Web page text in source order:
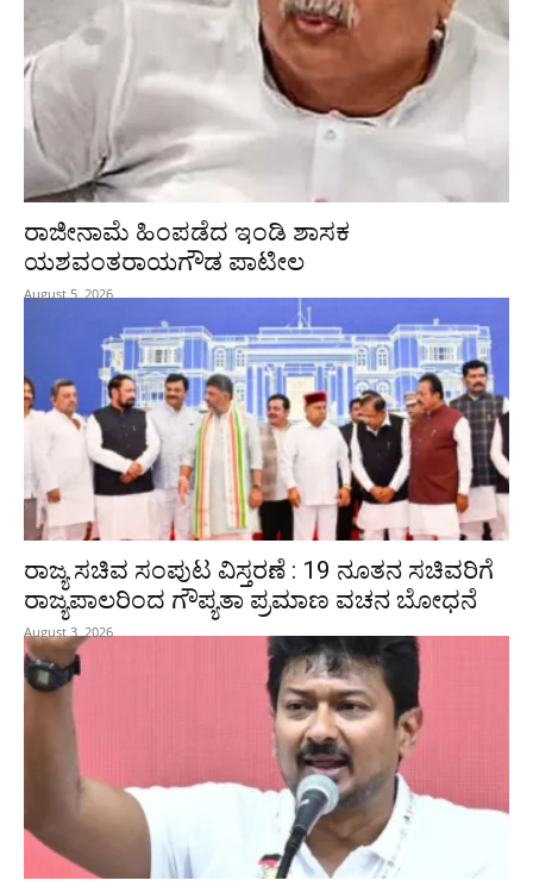
ರಾಜೀನಾಮೆ ಹಿಂಪಡೆದ ಇಂಡಿ ಶಾಸಕ
ಯಶವಂತರಾಯಗೌಡ ಪಾಟೀಲ
August 5, 2026
ರಾಜ್ಯ ಸಚಿವ ಸಂಪುಟ ವಿಸ್ತರಣೆ : 19 ನೂತನ ಸಚಿವರಿಗೆ
ರಾಜ್ಯಪಾಲರಿಂದ ಗೌಪ್ಯತಾ ಪ್ರಮಾಣ ವಚನ ಬೋಧನೆ
August 3, 2026